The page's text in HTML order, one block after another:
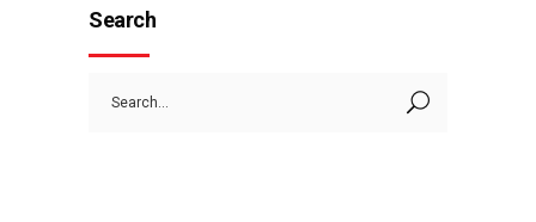
Search
for: